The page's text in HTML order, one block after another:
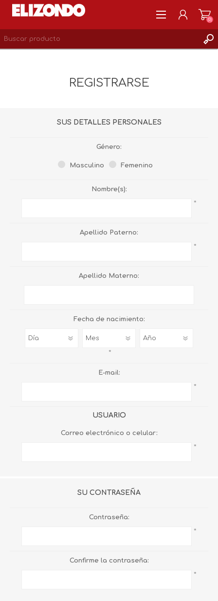
(0)
REGISTRARSE
SUS DETALLES PERSONALES
Género:
Masculino Femenino
Nombre(s):
*
Apellido Paterno:
*
Apellido Materno:
Fecha de nacimiento:
*
E-mail:
*
USUARIO
Correo electrónico o celular:
*
SU CONTRASEÑA
Contraseña:
*
Confirme la contraseña:
*